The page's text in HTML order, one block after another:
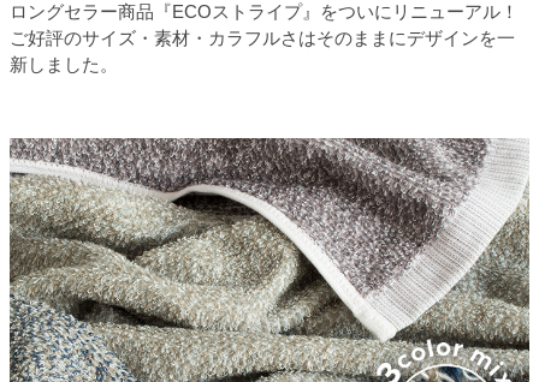
ロングセラー商品『ECOストライプ』をついにリニューアル！
ご好評のサイズ・素材・カラフルさはそのままにデザインを一
新しました。